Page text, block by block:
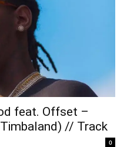
feat. Offset –
// Track
0